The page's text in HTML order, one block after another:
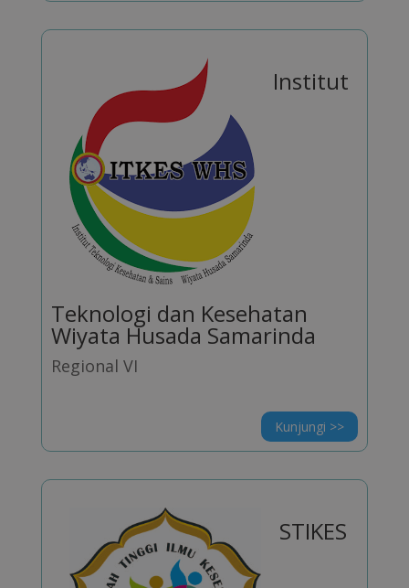
Institut
Teknologi dan Kesehatan
Wiyata Husada Samarinda
Regional VI
Kunjungi >>
STIKES